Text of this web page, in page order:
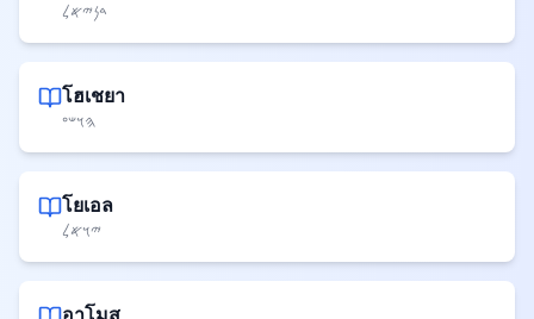
𐤃𐤍𐤉𐤀𐤋
โฮเชยา
𐤄𐤅𐤔𐤏
โยเอล
𐤉𐤅𐤀𐤋
อาโมส